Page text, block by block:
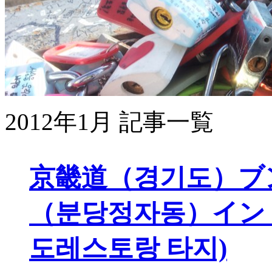
2012年1月 記事一覧
京畿道（경기도）
（분당정자동）イ
도레스토랑 타지)